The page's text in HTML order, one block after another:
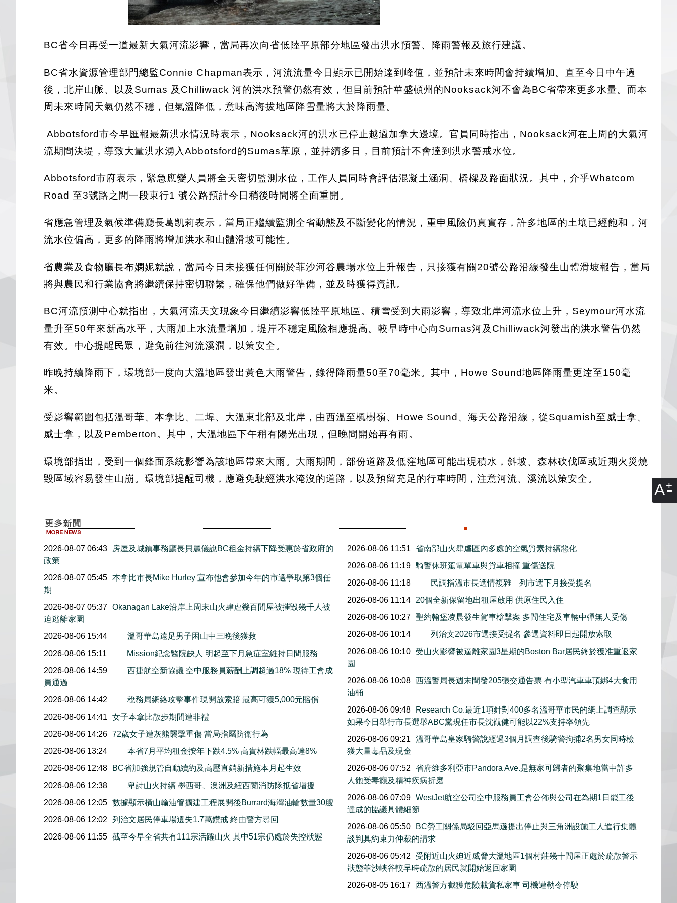
A
BC省今日再受一道最新大氣河流影響，當局再次向省低陸平原部分地區發出洪水預警、降雨警報及旅行建議。
BC省水資源管理部門總監Connie Chapman表示，河流流量今日顯示已開始達到峰值，並預計未來時間會持續增加。直至今日中午過
後，北岸山脈、以及Sumas 及Chilliwack 河的洪水預警仍然有效，但目前預計華盛頓州的Nooksack河不會為BC省帶來更多水量。而本
周未來時間天氣仍然不穩，但氣溫降低，意味高海拔地區降雪量將大於降雨量。
Abbotsford市今早匯報最新洪水情況時表示，Nooksack河的洪水已停止越過加拿大邊境。官員同時指出，Nooksack河在上周的大氣河
流期間決堤，導致大量洪水湧入Abbotsford的Sumas草原，並持續多日，目前預計不會達到洪水警戒水位。
Abbotsford市府表示，緊急應變人員將全天密切監測水位，工作人員同時會評估混凝土涵洞、橋樑及路面狀況。其中，介乎Whatcom
Road 至3號路之間一段東行1 號公路預計今日稍後時間將全面重開。
省應急管理及氣候準備廳長葛凯莉表示，當局正繼續監測全省動態及不斷變化的情況，重申風險仍真實存，許多地區的土壤已經飽和，河
流水位偏高，更多的降雨將增加洪水和山體滑坡可能性。
省農業及食物廳長布嫻妮就說，當局今日未接獲任何關於菲沙河谷農場水位上升報告，只接獲有關20號公路沿線發生山體滑坡報告，當局
將與農民和行業協會將繼續保持密切聯繫，確保他們做好準備，並及時獲得資訊。
BC河流預測中心就指出，大氣河流天文現象今日繼續影響低陸平原地區。積雪受到大雨影響，導致北岸河流水位上升，Seymour河水流
量升至50年來新高水平，大雨加上水流量增加，堤岸不穩定風險相應提高。較早時中心向Sumas河及Chilliwack河發出的洪水警告仍然
有效。中心提醒民眾，避免前往河流溪澗，以策安全。
昨晚持續降雨下，環境部一度向大溫地區發出黃色大雨警告，錄得降雨量50至70毫米。其中，Howe Sound地區降雨量更逹至150毫
米。
受影響範圍包括溫哥華、本拿比、二埠、大溫東北部及北岸，由西溫至楓樹嶺、Howe Sound、海天公路沿線，從Squamish至威士拿、
威士拿，以及Pemberton。其中，大溫地區下午稍有陽光出現，但晚間開始再有雨。
環境部指出，受到一個鋒面系統影響為該地區帶來大雨。大雨期間，部份道路及低窪地區可能出現積水，斜坡、森林砍伐區或近期火災燒
毀區域容易發生山崩。環境部提醒司機，應避免駛經洪水淹沒的道路，以及預留充足的行車時間，注意河流、溪流以策安全。
2026-08-07 06:43
房屋及城鎮事務廳長貝麗儀說BC租金持續下降受惠於省政府的
政策
2026-08-07 05:45 本拿比市長Mike Hurley 宣布他會參加今年的市選爭取第3個任
期
2026-08-07 05:37 Okanagan Lake沿岸上周末山火肆虐幾百間屋被摧毀幾千人被
迫逃離家園
2026-08-06 15:44
溫哥華島遠足男子困山中三晚後獲救
2026-08-06 15:11
Mission紀念醫院缺人 明起至下月急症室維持日間服務
2026-08-06 14:59
西捷航空新協議 空中服務員薪酬上調超過18% 現待工會成
員通過
2026-08-06 14:42
稅務局網絡攻擊事件現開放索賠 最高可獲5,000元賠償
2026-08-06 14:41
女子本拿比散步期間遭非禮
2026-08-06 14:26 72歲女子遭灰熊襲擊重傷 當局指屬防衛行為
2026-08-06 13:24
本省7月平均租金按年下跌4.5% 高貴林跌幅最高達8%
2026-08-06 12:48
BC省加強規管自動續約及高壓直銷新措施本月起生效
2026-08-06 12:38
卑詩山火持續 墨西哥、澳洲及紐西蘭消防隊抵省增援
2026-08-06 12:05 數據顯示橫山輸油管擴建工程展開後Burrard海灣油輪數量30艘
2026-08-06 12:02
列治文居民停車場遺失1.7萬鑽戒 終由警方尋回
2026-08-06 11:55 截至今早全省共有111宗活躍山火 其中51宗仍處於失控狀態
2026-08-06 11:51
省南部山火肆虐區內多處的空氣質素持續惡化
2026-08-06 11:19
騎警休班駕電單車與貨車相撞 重傷送院
2026-08-06 11:18
民調指溫市長選情複雜 列市選下月接受提名
2026-08-06 11:14
20個全新保留地出租屋啟用 供原住民入住
2026-08-06 10:27
聖約翰堡凌晨發生駕車槍擊案 多間住宅及車輛中彈無人受傷
2026-08-06 10:14
列治文2026市選接受提名 參選資料即日起開放索取
2026-08-06 10:10
受山火影響被逼離家園3星期的Boston Bar居民終於獲准重返家
園
2026-08-06 10:08
西溫警局長週末間發205張交通告票 有小型汽車車頂綁4大食用
油桶
2026-08-06 09:48
Research Co.最近1項針對400多名溫哥華市民的網上調查顯示
如果今日舉行市長選舉ABC黨現任市長沈觀健可能以22%支持率領先
2026-08-06 09:21
溫哥華島皇家騎警說經過3個月調查後騎警拘捕2名男女同時檢
獲大量毒品及現金
2026-08-06 07:52
省府維多利亞市Pandora Ave.是無家可歸者的聚集地當中許多
人飽受毒癮及精神疾病折磨
2026-08-06 07:09
WestJet航空公司空中服務員工會公佈與公司在為期1日罷工後
達成的協議具體細節
2026-08-06 05:50
BC勞工關係局駁回亞馬遜提出停止與三角洲設施工人進行集體
談判具約束力仲裁的請求
2026-08-06 05:42
受附近山火廹近威脅大溫地區1個村莊幾十間屋正處於疏散警示
狀態菲沙峽谷較早時疏散的居民就開始返回家園
2026-08-05 16:17
西溫警方截獲危險載貨私家車 司機遭勒令停駛